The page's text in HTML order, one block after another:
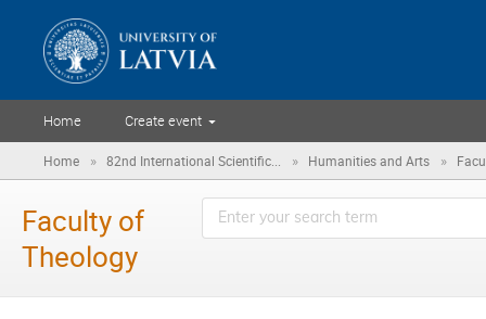
Home Create event
Home » 82nd International Scientific... » Humanities and Arts »
Faculty of
Theology